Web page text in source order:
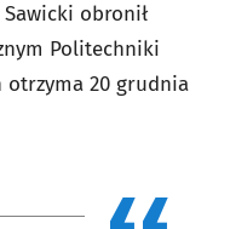
obronił
Politechniki
otrzyma 20 grudnia